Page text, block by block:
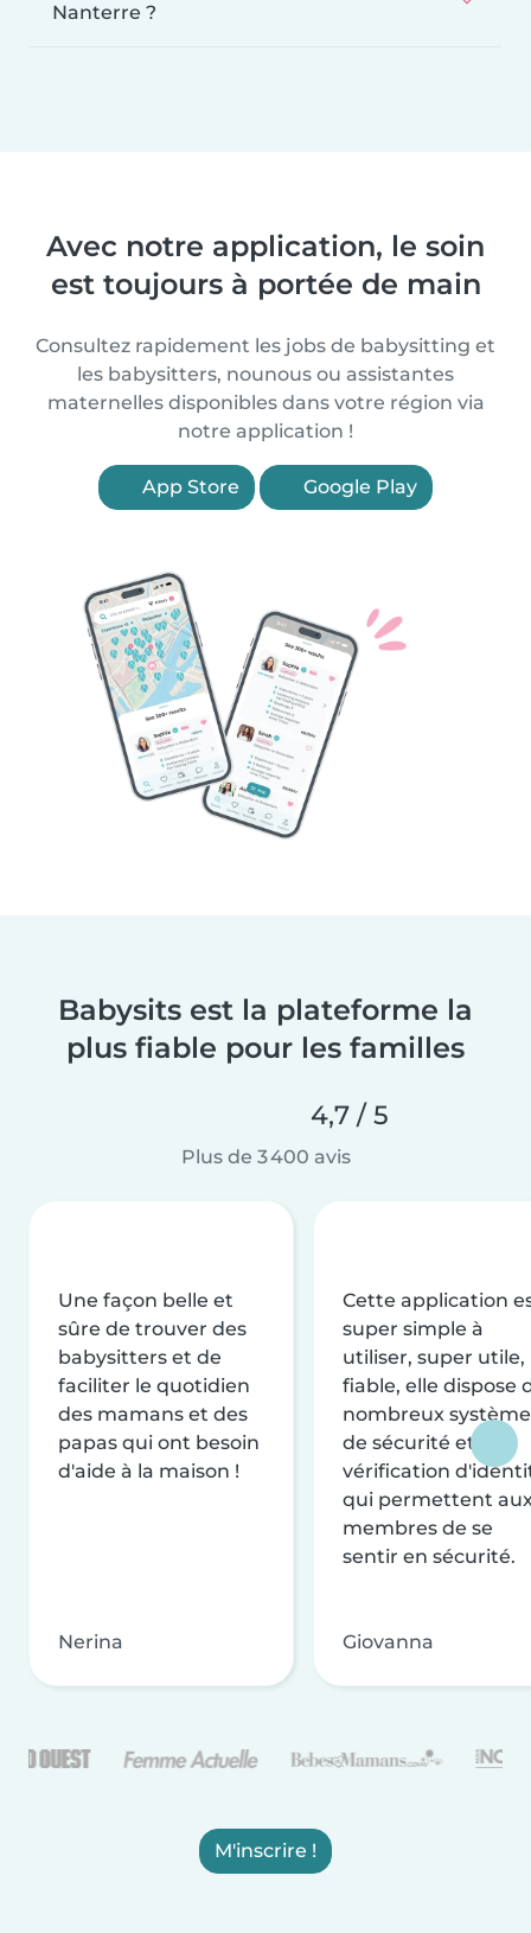
Nanterre ?
Avec notre application, le soin
est toujours à portée de main
Consultez rapidement les jobs de babysitting et
les babysitters, nounous ou assistantes
maternelles disponibles dans votre région via
notre application !
App Store Google Play
Babysits est la plateforme la
plus fiable pour les familles
4,7 / 5
Plus de 3 400 avis
Une façon belle et
sûre de trouver des
babysitters et de
faciliter le quotidien
des mamans et des
papas qui ont besoin
d'aide à la maison !
Nerina
Cette application
super simple à
utiliser, super utile,
fiable, elle dispose
nombreux
de sécurité et de
vérification
qui permettent
membres de se
sentir en sécurité.
Giovanna
M'inscrire !